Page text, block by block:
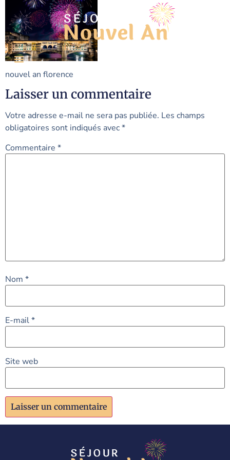
nouvel an florence
Laisser un commentaire
Votre adresse e-mail ne sera pas publiée. Les champs
obligatoires sont indiqués avec*
Commentaire *
Nom *
E-mail*
Site web